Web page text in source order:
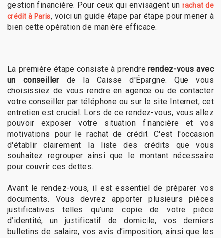
gestion financière. Pour ceux qui envisagent unrachat de
crédit à Paris, voici un guide étape par étape pour mener à
bien cette opération de manière efficace.
La première étape consiste à prendrerendez-vous avec
un conseillerde la Caisse d'Épargne. Que vous
choisissiez de vous rendre en agence ou de contacter
votre conseiller par téléphone ou sur le site Internet, cet
entretien est crucial. Lors de ce rendez-vous, vous allez
pouvoir exposer votre situation financière et vos
motivations pour le rachat de crédit. C'est l'occasion
d'établir clairement la liste des crédits que vous
souhaitez regrouper ainsi que le montant nécessaire
pour couvrir ces dettes.
Avant le rendez-vous, il est essentiel de préparer vos
documents. Vous devrez apporter plusieurs pièces
justificatives telles qu’une copie de votre pièce
d’identité, un justificatif de domicile, vos derniers
bulletins de salaire, vos avis d’imposition, ainsi que les